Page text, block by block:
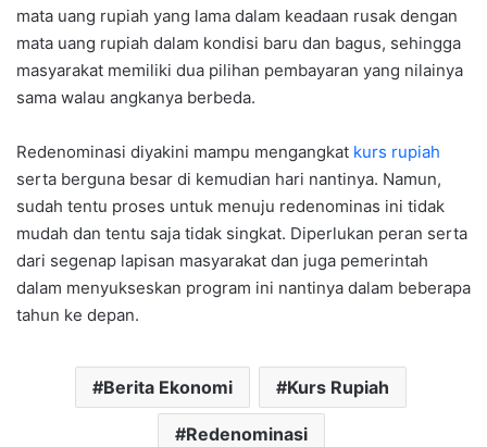
mata uang rupiah yang lama dalam keadaan rusak dengan
mata uang rupiah dalam kondisi baru dan bagus, sehingga
masyarakat memiliki dua pilihan pembayaran yang nilainya
sama walau angkanya berbeda.
Redenominasi diyakini mampu mengangkat kurs rupiah
serta berguna besar di kemudian hari nantinya. Namun,
sudah tentu proses untuk menuju redenominas ini tidak
mudah dan tentu saja tidak singkat. Diperlukan peran serta
dari segenap lapisan masyarakat dan juga pemerintah
dalam menyukseskan program ini nantinya dalam beberapa
tahun ke depan.
Berita Ekonomi Kurs Rupiah
Redenominasi